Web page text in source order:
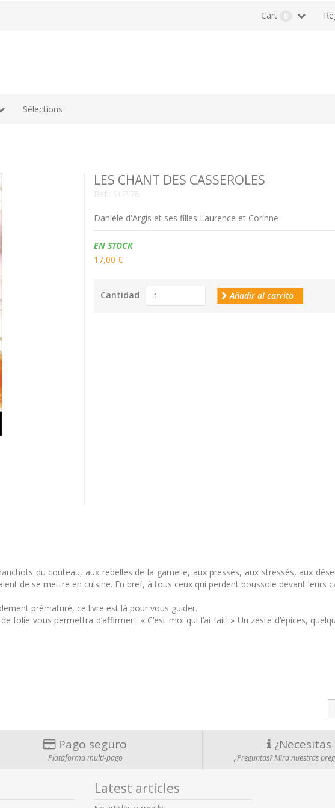
Cart 0
Sélections
LES CHANT DES CASSEROLES
Ref.: SLPl76
Danièle d'Argis et ses filles Laurence et Corinne
Disponibilidad:
EN STOCK
17,00 €
Cantidad Añadir al carrito
du couteau, aux rebelles de la gamelle, aux pressés, aux stressés, aux
de se mettre en cuisine. En bref, à tous ceux qui perdent boussole devant leurs
prématuré, ce livre est là pour vous guider.
folie vous permettra d’affirmer : « C’est moi qui l’ai fait! » Un zeste d’épices,
Pago seguro
Plataforma multi-pago
¿Necesitas
¿Preguntas? Mira nuestras
Latest articles